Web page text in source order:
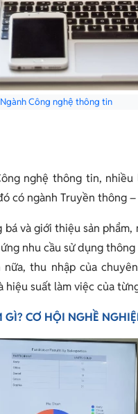
Ngành Công nghệ thông tin
nghệ thông tin,
có ngành Truyền thông
và giới thiệu sản phẩm,
nhu cầu sử dụng
thu nhập của
suất làm việc của
GÌ? CƠ HỘI NGHỀ